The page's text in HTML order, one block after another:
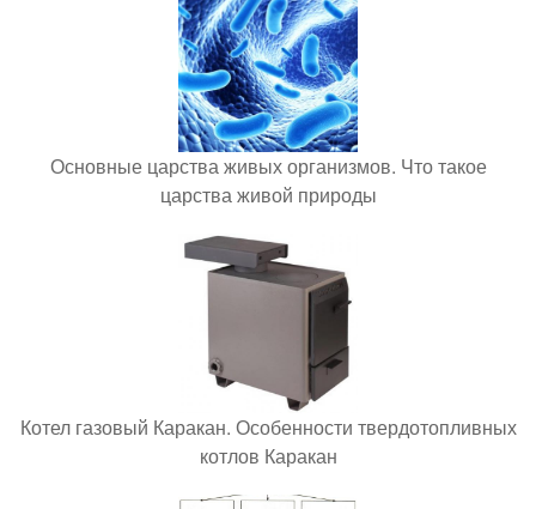
Основные царства живых организмов. Что такое
царства живой природы
Котел газовый Каракан. Особенности твердотопливных
котлов Каракан